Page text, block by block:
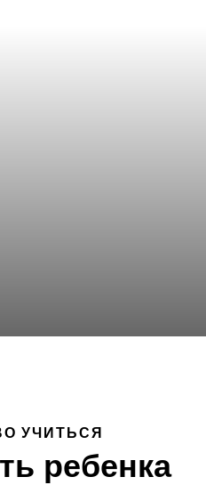
УЧИТЬСЯ
ребенка